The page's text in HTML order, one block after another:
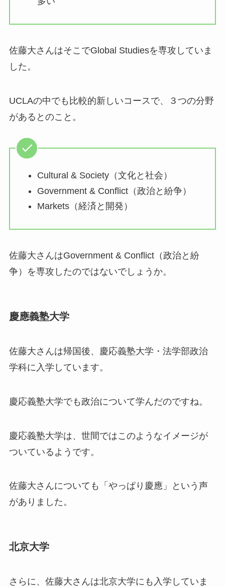
佐藤大さんはそこでGlobal Studiesを専攻していま
した。
UCLAの中でも比較的新しいコースで、３つの分野
があるとのこと。
Cultural & Society（文化と社会）
Government & Conflict（政治と紛争）
Markets（経済と開発）
佐藤大さんはGovernment & Conflict（政治と紛
争）を専攻したのではないでしょうか。
慶應義塾大学
佐藤大さんは帰国後、慶応義塾大学・法学部政治
学科に入学しています。
慶応義塾大学でも政治について学んだのですね。
慶応義塾大学は、世間ではこのようなイメージが
ついているようです。
佐藤大さんについても「やっぱり慶應」という声
がありました。
北京大学
さらに、佐藤大さんは北京大学にも入学していま